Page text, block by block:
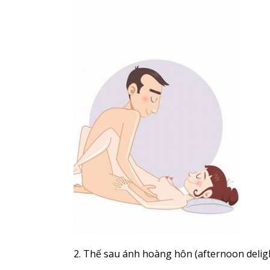
2. Thế sau ánh hoàng hôn (afternoon